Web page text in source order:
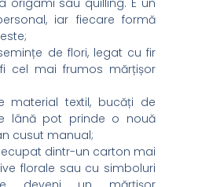
iar fiecare formă
de flori, legat cu fir
cel mai frumos mărțișor
material textil, bucăți de
lână pot prinde o nouă
cusut manual;
dintr-un carton mai
florale sau cu simboluri